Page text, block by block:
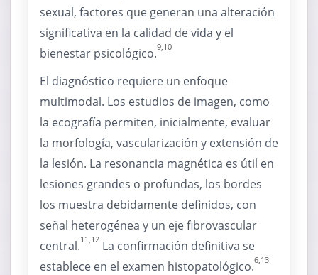
sexual, factores que generan una alteración
significativa en la calidad de vida y el
bienestar psicológico.9,10
El diagnóstico requiere un enfoque
multimodal. Los estudios de imagen, como
la ecografía permiten, inicialmente, evaluar
la morfología, vascularización y extensión de
la lesión. La resonancia magnética es útil en
lesiones grandes o profundas, los bordes
los muestra debidamente definidos, con
señal heterogénea y un eje fibrovascular
central.11,12 La confirmación definitiva se
establece en el examen histopatológico.6,13